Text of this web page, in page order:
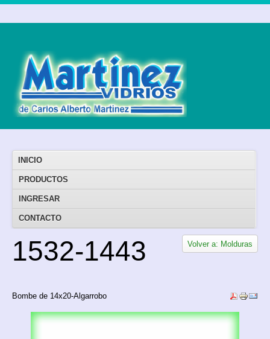
INICIO
PRODUCTOS
INGRESAR
CONTACTO
Volver a: Molduras
1532-1443
Bombe de 14x20-Algarrobo